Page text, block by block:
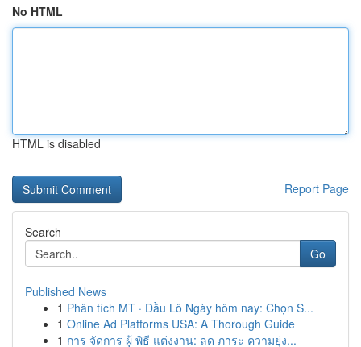
No HTML
HTML is disabled
Report Page
Search
Go
Published News
1 Phân tích MT · Đầu Lô Ngày hôm nay: Chọn S...
1 Online Ad Platforms USA: A Thorough Guide
1 การ จัดการ ผู้ พิธี แต่งงาน: ลด ภาระ ความยุ่ง...